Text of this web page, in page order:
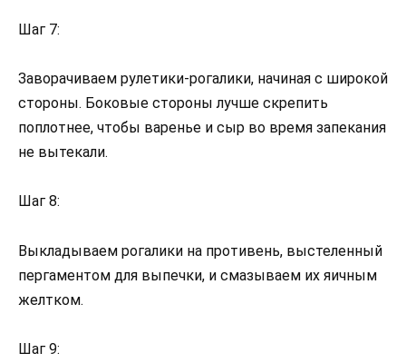
Шаг 7:
Заворачиваем рулетики-рогалики, начиная с широкой
стороны. Боковые стороны лучше скрепить
поплотнее, чтобы варенье и сыр во время запекания
не вытекали.
Шаг 8:
Выкладываем рогалики на противень, выстеленный
пергаментом для выпечки, и смазываем их яичным
желтком.
Шаг 9: